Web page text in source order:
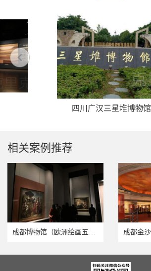
四川广汉三星堆博物馆
相关案例推荐
成都博物馆（欧洲绘画五百年特展）